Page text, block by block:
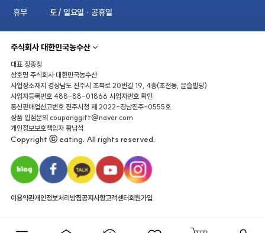
휴무
토 / 일요일 · 공휴일
주식회사 대한민국농수산
대표 정종청
상호명 주식회사 대한민국농수산
사업장소재지 경상남도 진주시 초북로 20번길 19, 4층(초전동, 윤슬빌딩)
사업자등록번호 488-88-01866 사업자번호 확인
통신판매업신고번호 진주시청 제 2022-경남진주-0555호
상품 입점문의 coupanggift@naver.com
개인정보보호책임자황남석
Copyright ⓒ eating. All rights reserved.
이용약관개인정보처리방침공지사항고객센터회원가입